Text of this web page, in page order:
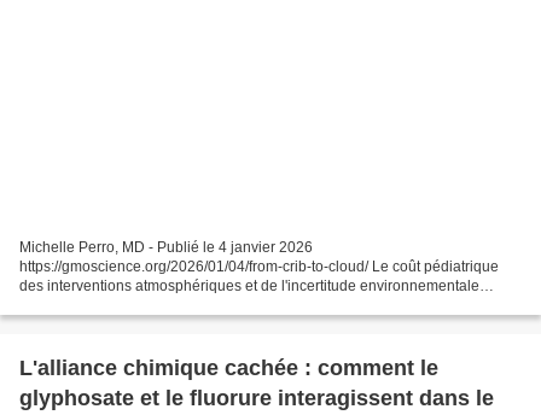
Michelle Perro, MD - Publié le 4 janvier 2026
https://gmoscience.org/2026/01/04/from-crib-to-cloud/ Le coût pédiatrique
des interventions atmosphériques et de l'incertitude environnementale
L'alliance chimique cachée : comment le
glyphosate et le fluorure interagissent dans le